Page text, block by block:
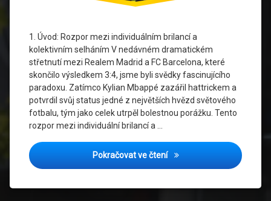
1. Úvod: Rozpor mezi individuálním brilancí a
kolektivním selháním V nedávném dramatickém
střetnutí mezi Realem Madrid a FC Barcelona, které
skončilo výsledkem 3:4, jsme byli svědky fascinujícího
paradoxu. Zatímco Kylian Mbappé zazářil hattrickem a
potvrdil svůj status jedné z největších hvězd světového
fotbalu, tým jako celek utrpěl bolestnou porážku. Tento
rozpor mezi individuální brilancí a …
Pokračovat ve čteníZávislost na hvězdách:
Psychologie
Takticka
Krize
Zavislost
Na
Hvezdach
Zidane